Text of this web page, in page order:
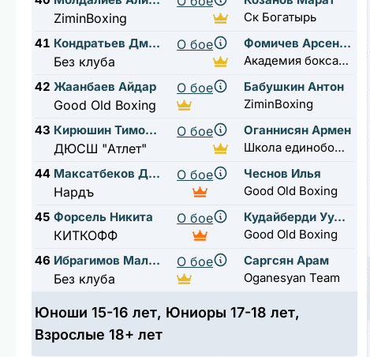
ZiminBoxing
Ск Богатырь
41
Кондратьев Дмитрий
Без клуба
О бое
Фомичев Арсений
Академия бокса мытищи 1
42 Жаанбаев Айдар
Good Old Boxing
О бое
Бабушкин Антон
ZiminBoxing
43
Кирюшин Тимофей
ДЮСШ "Атлет"
О бое
Оганнисян Армен
Школа единоборств братьев Филимоновых
44
Максатбеков Денис
Нардъ
О бое
Чеснов Илья
Good Old Boxing
45 Форсель Никита
КИТКОФФ
О бое
Кудайберди Уулу Исламбек
Good Old Boxing
46
Ибрагимов Малик
Без клуба
О бое
Саргсян Арам
Oganesyan Team
Юноши 15-16 лет, Юниоры 17-18 лет,
Взрослые 18+ лет